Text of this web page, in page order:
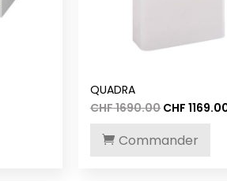
QUADRA
CHF1690.00 Le
initial
CHF
Commander